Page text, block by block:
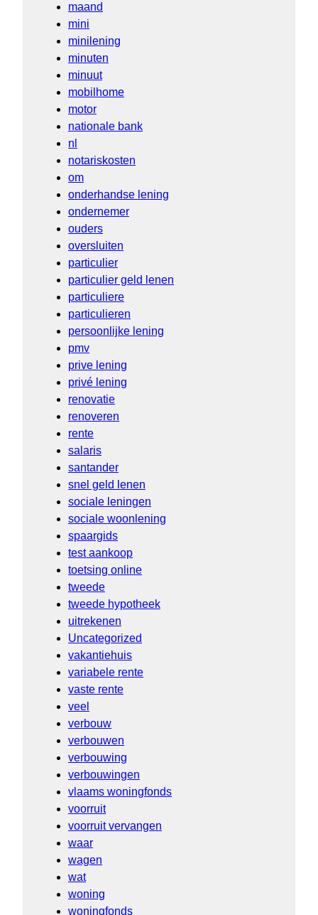
maand
mini
minilening
minuten
minuut
mobilhome
motor
nationale bank
nl
notariskosten
om
onderhandse lening
ondernemer
ouders
oversluiten
particulier
particulier geld lenen
particuliere
particulieren
persoonlijke lening
pmv
prive lening
privé lening
renovatie
renoveren
rente
salaris
santander
snel geld lenen
sociale leningen
sociale woonlening
spaargids
test aankoop
toetsing online
tweede
tweede hypotheek
uitrekenen
Uncategorized
vakantiehuis
variabele rente
vaste rente
veel
verbouw
verbouwen
verbouwing
verbouwingen
vlaams woningfonds
voorruit
voorruit vervangen
waar
wagen
wat
woning
woningfonds